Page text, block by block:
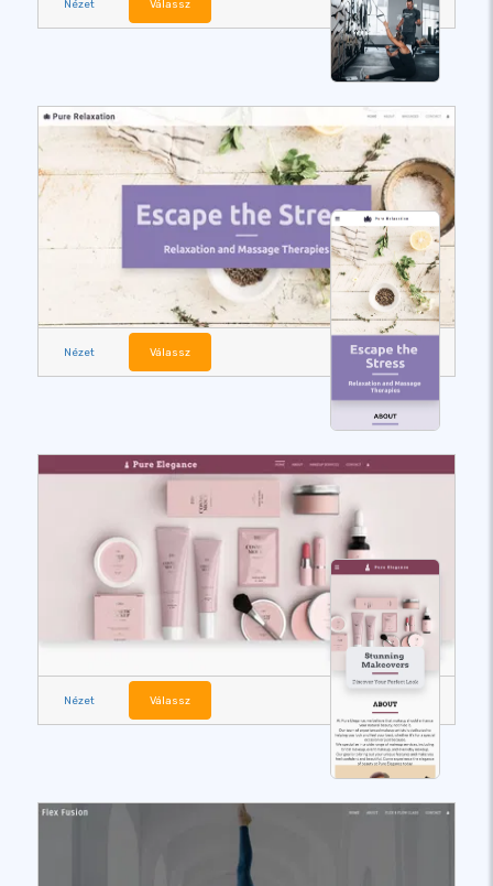
Nézet Válassz
Nézet Válassz
Nézet Válassz